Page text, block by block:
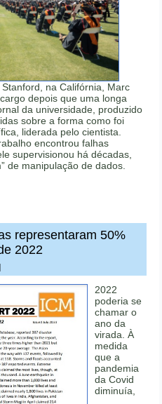
na Califórnia, Marc
depois que uma longa
da universidade, produzido
sobre a forma como foi
liderada pelo cientista.
encontrou falhas
supervisionou há décadas,
de manipulação de dados.
representaram 50%
2022
2022
poderia se
chamar o
ano da
virada. À
medida
que a
pandemia
da Covid
diminuía,